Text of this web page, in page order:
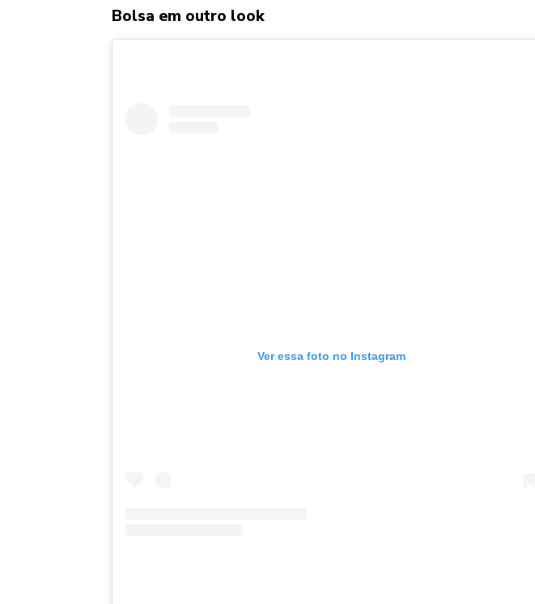
Bolsa em outro look
Ver essa foto no Instagram